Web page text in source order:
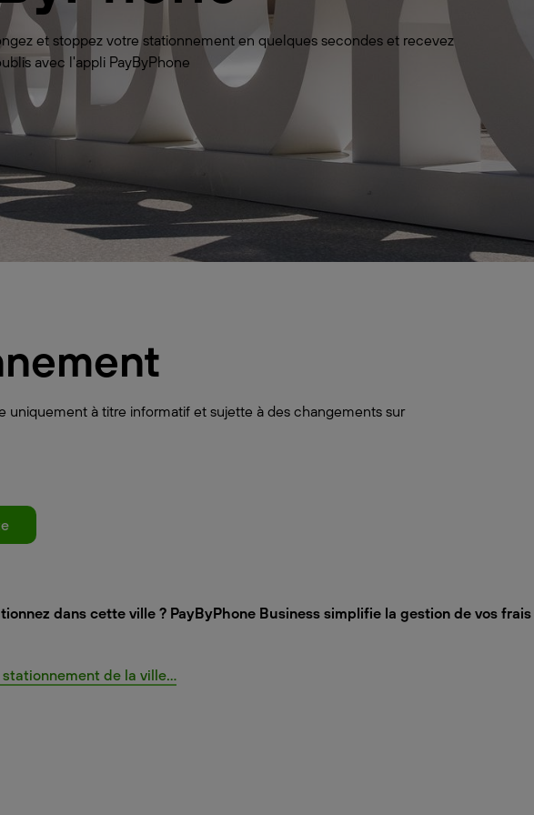
et stoppez votre stationnement en quelques secondes et recevez
avec l'appli PayByPhone
uniquement à titre informatif et sujette à des changements sur
dans cette ville ? PayByPhone Business simplifie la gestion de vos
de la ville...